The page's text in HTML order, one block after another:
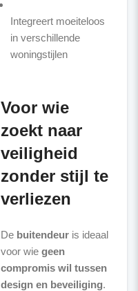
Integreert moeiteloos
in verschillende
woningstijlen
Voor wie
zoekt naar
veiligheid
zonder stijl te
verliezen
Debuitendeuris ideaal
voor wie geen
compromis wil tussen
design en beveiliging.